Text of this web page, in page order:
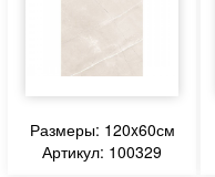
Размеры: 120x60см
Артикул: 100329